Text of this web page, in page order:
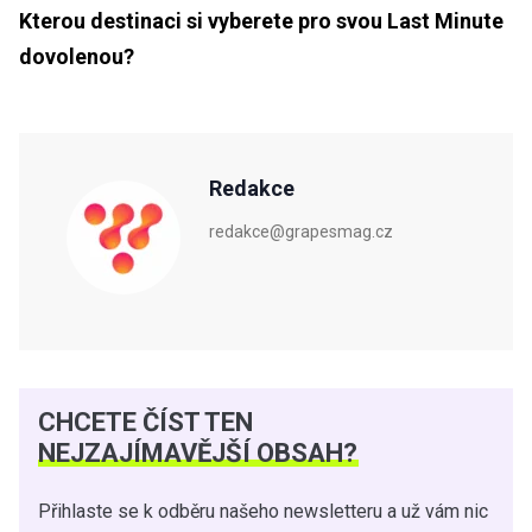
Kterou destinaci si vyberete pro svou Last Minute
dovolenou?
Redakce
redakce@grapesmag.cz
CHCETE ČÍST TEN
NEJZAJÍMAVĚJŠÍ OBSAH?
Přihlaste se k odběru našeho newsletteru a už vám nic